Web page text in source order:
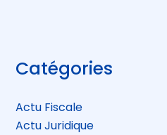
Blog
sidebar
Catégories
Actu Fiscale
Actu Juridique